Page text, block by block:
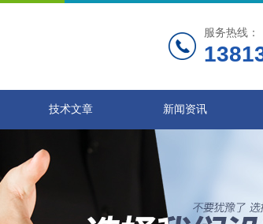
服务热线：
技术文章 新闻资讯